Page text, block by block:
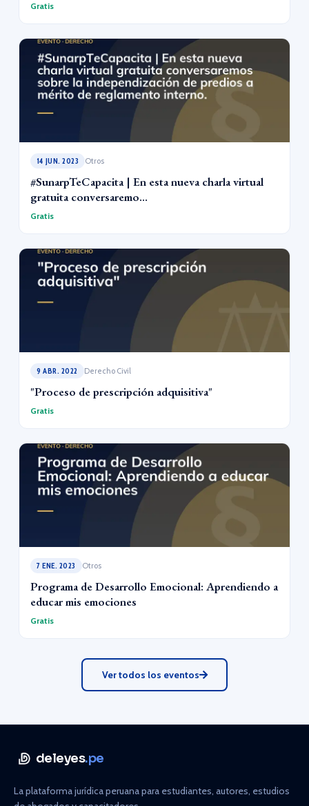
Gratis
14 JUN. 2023 Otros
#SunarpTeCapacita | En esta nueva charla virtual
gratuita conversaremo...
Gratis
9 ABR. 2022 Derecho Civil
"Proceso de prescripción adquisitiva"
Gratis
7 ENE. 2023 Otros
Programa de Desarrollo Emocional: Aprendiendo a
educar mis emociones
Gratis
Ver todos los eventos
deleyes.pe
La plataforma jurídica peruana para estudiantes, autores, estudios